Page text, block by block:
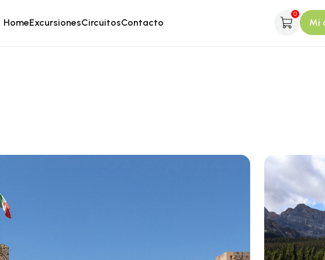
HomeExcursionesCircuitosContacto
0
Mi